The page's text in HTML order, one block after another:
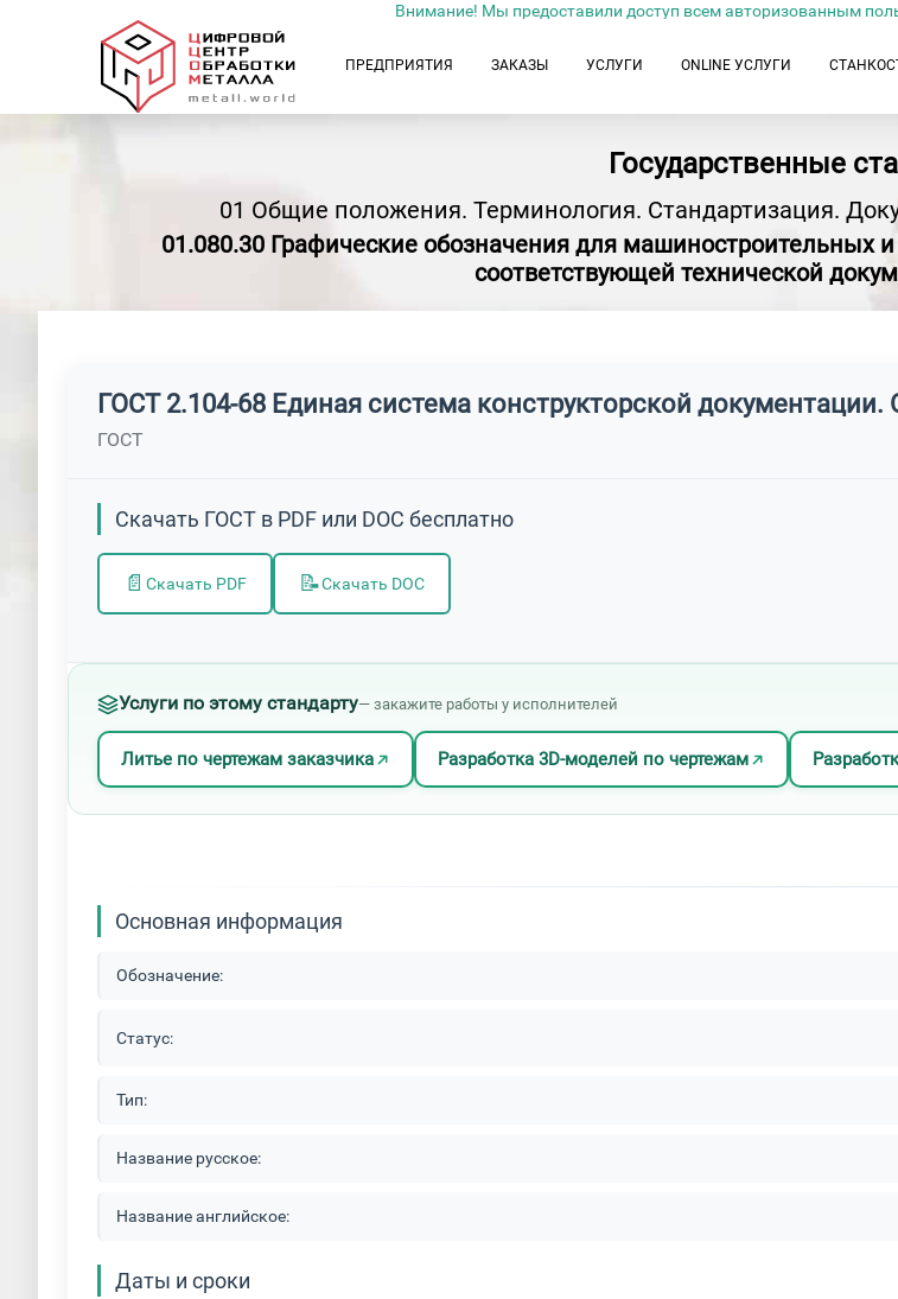
Внимание! Мы предоставили доступ всем авторизованным
ПРЕДПРИЯТИЯ ЗАКАЗЫ УСЛУГИ ONLINE УСЛУГИ
Государственные
01 Общие положения. Терминология. Стандартизация.
01.080.30 Графические обозначения для машиностроительных
соответствующей технической
ГОСТ 2.104-68 Единая система конструкторской
ГОСТ
Скачать ГОСТ в PDF или DOC бесплатно
📄 Скачать PDF 📝Скачать DOC
Услуги по этому стандарту— закажите работы у исполнителей
Литье по чертежам заказчика Разработка 3D-моделей по чертежам
Основная информация
Обозначение:
Статус:
Тип:
Название русское:
Название английское:
Даты и сроки